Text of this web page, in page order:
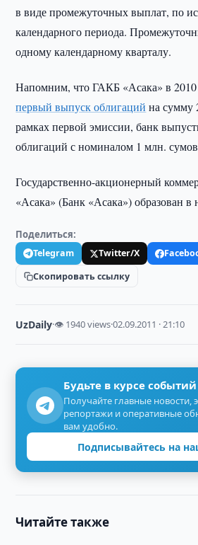
в виде промежуточных выплат, по
календарного периода.
одному календарному кварталу.
Напомним, что ГАКБ «Асака» в 2010
первый выпуск облигаций на сумму
рамках первой эмиссии, банк
облигаций с номиналом 1 млн.
Государственно-акционерный
«Асака» (Банк «Асака») образован в
Поделиться:
Telegram Twitter/X
Скопировать ссылку
UzDaily·👁 1940 views·02.09.2011 · 21:10
Будьте в курсе событий
Получайте главные новости,
репортажи и оперативные
вам удобно.
Подписывайтесь на
Читайте также